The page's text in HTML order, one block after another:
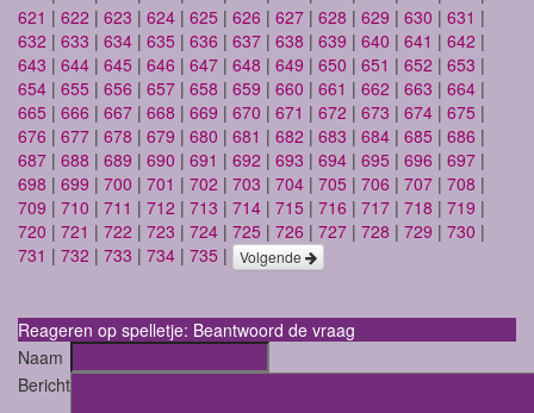
621 | 622 | 623 | 624 | 625 | 626 | 627 | 628 | 629 | 630 | 631 |
632 | 633 | 634 | 635 | 636 | 637 | 638 | 639 | 640 | 641 | 642 |
643 | 644 | 645 | 646 | 647 | 648 | 649 | 650 | 651 | 652 | 653 |
654 | 655 | 656 | 657 | 658 | 659 | 660 | 661 | 662 | 663 | 664 |
665 | 666 | 667 | 668 | 669 | 670 | 671 | 672 | 673 | 674 | 675 |
676 | 677 | 678 | 679 | 680 | 681 | 682 | 683 | 684 | 685 | 686 |
687 | 688 | 689 | 690 | 691 | 692 | 693 | 694 | 695 | 696 | 697 |
698 | 699 | 700 | 701 | 702 | 703 | 704 | 705 | 706 | 707 | 708 |
709 | 710 | 711 | 712 | 713 | 714 | 715 | 716 | 717 | 718 | 719 |
720 | 721 | 722 | 723 | 724 | 725 | 726 | 727 | 728 | 729 | 730 |
731 | 732 | 733 | 734 | 735 | Volgende
Reageren op spelletje: Beantwoord de vraag
Naam
Bericht